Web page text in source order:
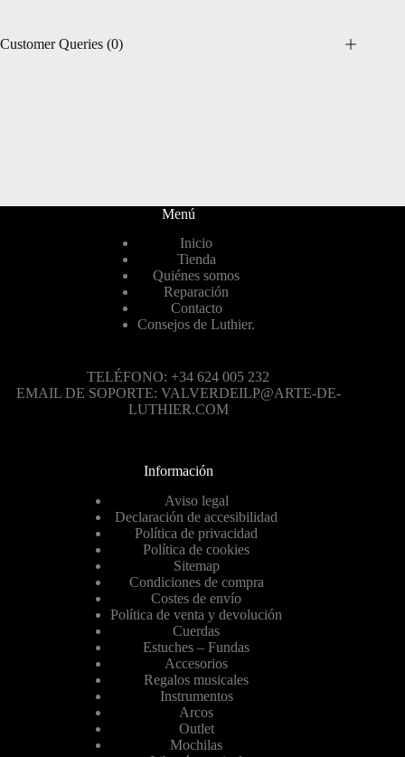
Customer Queries (0)
Menú
Inicio
Tienda
Quiénes somos
Reparación
Contacto
Consejos de Luthier.
TELÉFONO: +34 624 005 232
EMAIL DE SOPORTE: VALVERDEILP@ARTE-DE-
LUTHIER.COM
Información
Aviso legal
Declaración de accesibilidad
Política de privacidad
Política de cookies
Sitemap
Condiciones de compra
Costes de envío
Política de venta y devolución
Cuerdas
Estuches – Fundas
Accesorios
Regalos musicales
Instrumentos
Arcos
Outlet
Mochilas